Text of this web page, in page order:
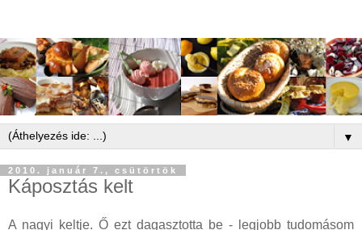
▼
2010. január 7., csütörtök
Káposztás kelt
A nagyi keltje. Ő ezt dagasztotta be - legjobb tudomásom